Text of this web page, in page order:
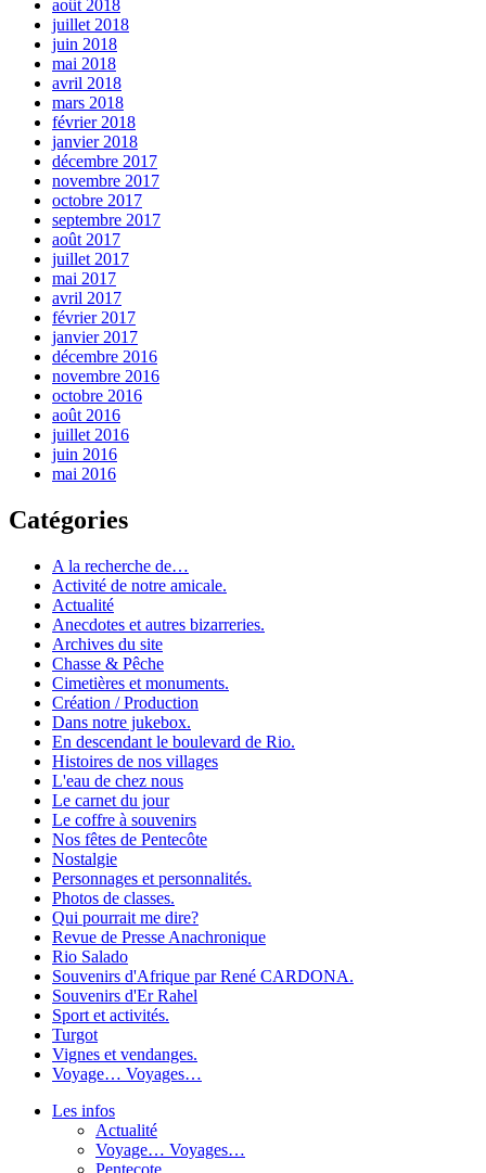
août 2018
juillet 2018
juin 2018
mai 2018
avril 2018
mars 2018
février 2018
janvier 2018
décembre 2017
novembre 2017
octobre 2017
septembre 2017
août 2017
juillet 2017
mai 2017
avril 2017
février 2017
janvier 2017
décembre 2016
novembre 2016
octobre 2016
août 2016
juillet 2016
juin 2016
mai 2016
Catégories
A la recherche de…
Activité de notre amicale.
Actualité
Anecdotes et autres bizarreries.
Archives du site
Chasse & Pêche
Cimetières et monuments.
Création / Production
Dans notre jukebox.
En descendant le boulevard de Rio.
Histoires de nos villages
L'eau de chez nous
Le carnet du jour
Le coffre à souvenirs
Nos fêtes de Pentecôte
Nostalgie
Personnages et personnalités.
Photos de classes.
Qui pourrait me dire?
Revue de Presse Anachronique
Rio Salado
Souvenirs d'Afrique par René CARDONA.
Souvenirs d'Er Rahel
Sport et activités.
Turgot
Vignes et vendanges.
Voyage… Voyages…
Les infos
Actualité
Voyage… Voyages…
Pentecote